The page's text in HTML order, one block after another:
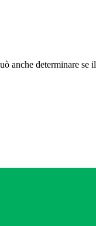
anche determinare